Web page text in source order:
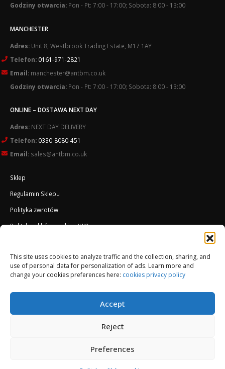
This site uses cookies to analyze traffic and the collection, sharing, and
use of personal data for personalization of ads. Learn more and
change your cookies preferences here: cookies privacy policy
Accept
Reject
Preferences
Godziny otwarcia: Pon - Pt: 7:00 - 17:00; Sobota: 8:00 - 13:00
MANCHESTER
Adres: Unit 8, Westbrook Trading Estate, M17 1AY
Telefon: 0161-971-2821
Email: manchester@antbm.co.uk
Godziny otwarcia: Pon - Pt: 7:00 - 17:00; Sobota: 8:00 - 13:00
ONLINE – DOSTAWA NEXT DAY
Adres: NEXT DAY DELIVERY
Telefon: 0330-8080-451
Email: sales@antbm.co.uk
Sklep
Regulamin Sklepu
Polityka zwrotów
Polityka plików cookies (UK)
Docieplenie EWI ETICS